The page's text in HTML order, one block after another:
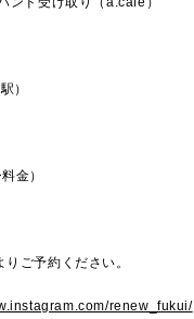
）
金）
ご予約ください。
renew_fukui/